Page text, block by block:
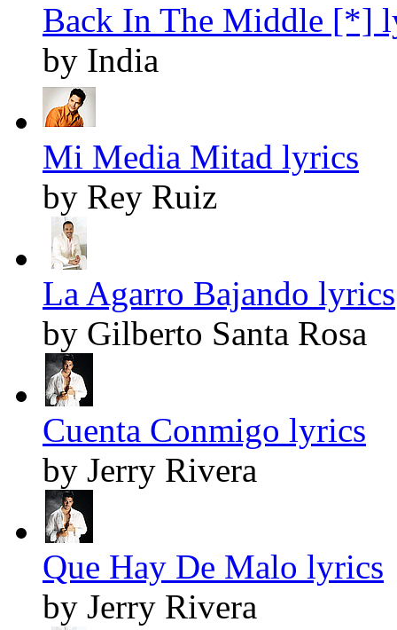
Back In The Middle [*]
by India
Mi Media Mitad lyrics
by Rey Ruiz
La Agarro Bajando lyrics
by Gilberto Santa Rosa
Cuenta Conmigo lyrics
by Jerry Rivera
Que Hay De Malo lyrics
by Jerry Rivera